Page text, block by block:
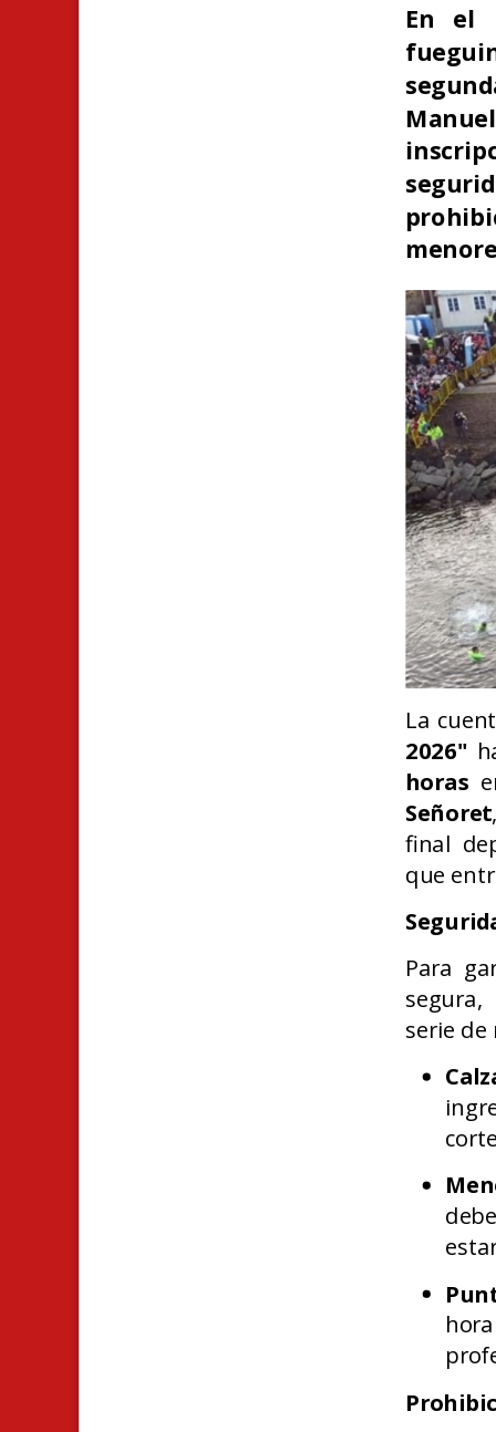
En el
La
2026"
horas
Señoret
final
que
Para
serie